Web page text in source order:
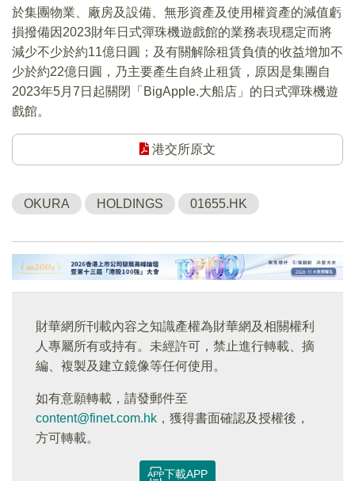
於集團物業、廠房及設備、無形資產及使用權資產的減值虧
損撥備因2023財年日式彈珠機遊戲館的業務表現穩定而將
減少不少於約11億日圓；及有關解除租賃負債的收益增加不
少於約22億日圓，乃主要產生自終止租賃，原因是集團自
2023年5月7日起關閉「BigApple.大船店」的日式彈珠機遊
戲館。
港交所原文
OKURA HOLDINGS 01655.HK
財華網所刊載內容之知識產權為財華網及相關權利
人專屬所有或持有。未經許可，禁止進行轉載、摘
編、複製及建立鏡像等任何使用。
如有意願轉載，請發郵件至
content@finet.com.hk ，獲得書面確認及授權後，
方可轉載。
下載APP